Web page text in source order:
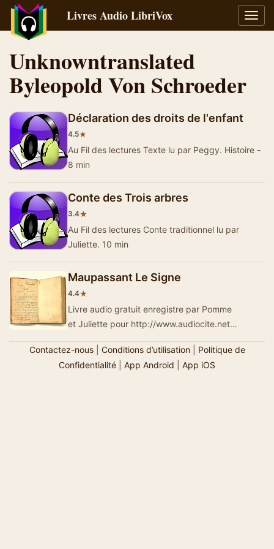
la
Livres Audio LibriVox
Unknowntranslated
Byleopold Von Schroeder
Déclaration des droits de l'enfant
4.5★
Au Fil des lectures Texte lu par Peggy. Histoire -
8 min
Conte des Trois arbres
3.4★
Au Fil des lectures Conte traditionnel lu par
Juliette. 10 min
Maupassant Le Signe
4.4★
Livre audio gratuit enregistre par Pomme
et Juliette pour http://www.audiocite.net
Contactez-nous| Conditions d’utilisation| Politique de
Confidentialité
App Android App iOS